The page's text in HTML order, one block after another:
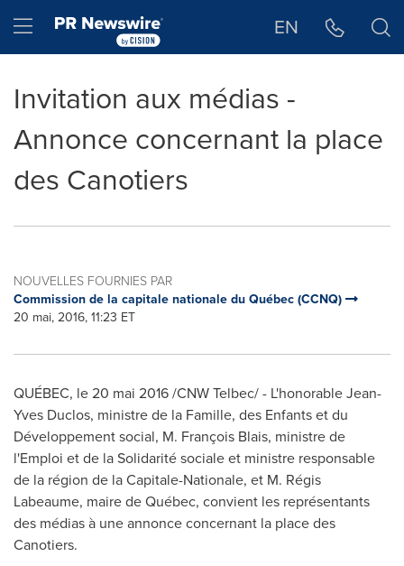
Hamburger menu EN
Invitation aux médias -
Annonce concernant la place
des Canotiers
NOUVELLES FOURNIES PAR
Commission de la capitale nationale du Québec (CCNQ)
20 mai, 2016, 11:23 ET
QUÉBEC, le 20 mai 2016 /CNW Telbec/ - L'honorableJean-
Yves Duclos, ministre de la Famille, des Enfants et du
Développement social, M. François Blais, ministre de
l'Emploi et de la Solidarité sociale et ministre responsable
de la région de la Capitale-Nationale, et M. Régis
Labeaume, maire de Québec, convient les représentants
des médias à une annonce concernant la place des
Canotiers.